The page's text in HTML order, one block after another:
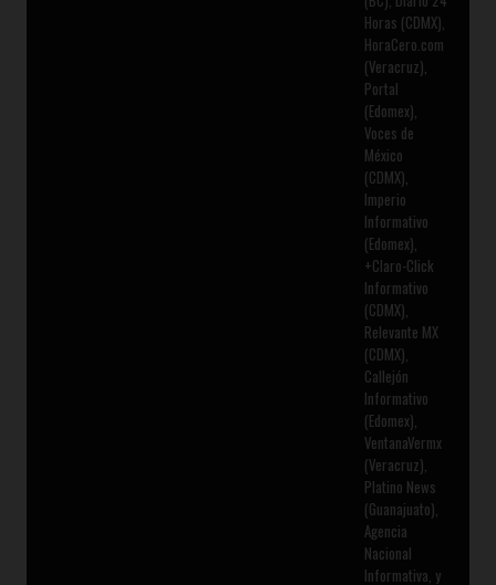
Horas (CDMX),
HoraCero.com
(Veracruz),
Portal
(Edomex),
Voces de
México
(CDMX),
Imperio
Informativo
(Edomex),
+Claro-Click
Informativo
(CDMX),
Relevante MX
(CDMX),
Callejón
Informativo
(Edomex),
VentanaVermx
(Veracruz),
Platino News
(Guanajuato),
Agencia
Nacional
Informativa, y